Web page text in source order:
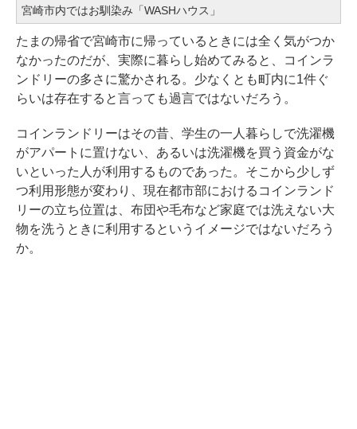
宮崎市内ではお馴染み「WASHハウス」
たまの帰省で宮崎市に帰っているときには全く気がつか
なかったのだが、実際に暮らし始めてみると、コインラ
ンドリーの多さに驚かされる。少なくとも町内に1件ぐ
らいは存在すると言っても過言ではないだろう。
コインランドリーはその昔、学生の一人暮らしで洗濯機
がアパートに置けない、あるいは洗濯機を買う資金がな
いといった人が利用するものであった。そこから少しず
つ利用形態が変わり、現在都市部におけるコインランド
リーの立ち位置は、布団や毛布など家庭では洗えない大
物を洗うときに利用するというイメージではないだろう
か。